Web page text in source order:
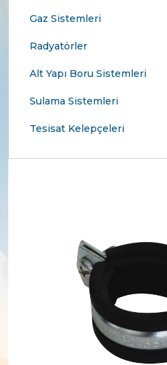
Gaz Sistemleri
Radyatörler
Alt Yapı Boru Sistemleri
Sulama Sistemleri
Tesisat Kelepçeleri